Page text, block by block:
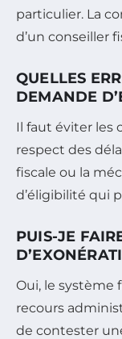
particulier. La
d’un conseiller
QUELLES
DEMANDE
Il faut éviter les
respect des
fiscale ou la
d’éligibilité qui
PUIS-JE
Oui, le système
recours
de contester